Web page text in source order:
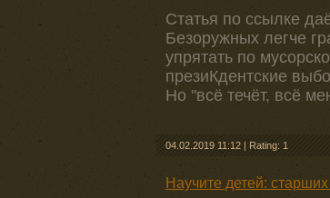
Статья по ссылке
Безоружных легче
упрятать по
презиКдентские
Но "всё течёт, всё
04.02.2019 11:12 | Rating: 1
Научите детей: